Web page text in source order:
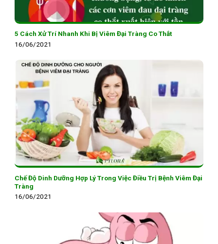
5 Cách Xử Trí Nhanh Khi Bị Viêm Đại Tràng Co Thắt
16/06/2021
Chế Độ Dinh Dưỡng Hợp Lý Trong Việc Điều Trị Bệnh Viêm Đại
Tràng
16/06/2021